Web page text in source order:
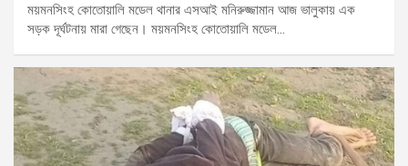
ময়মনসিংহ কোতোয়ালি মডেল থানার এসআই মনিরুজ্জামান আজ ভালুকায় এক
সড়ক দূর্ঘটনায় মারা গেছেন। ময়মনসিংহ কোতোয়ালি মডেল…